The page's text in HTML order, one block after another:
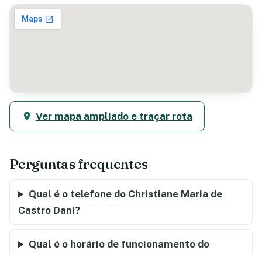
Ver mapa ampliado e traçar rota
Perguntas frequentes
Qual é o telefone do Christiane Maria de
Castro Dani?
Qual é o horário de funcionamento do